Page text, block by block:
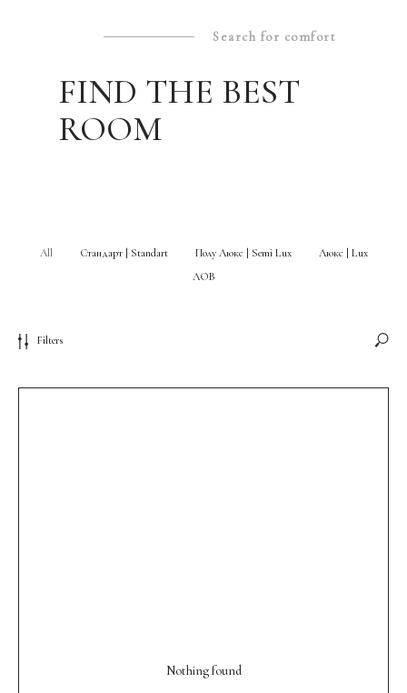
FIND THE BEST
ROOM
Search for comfort
All Стандарт | Standart Полу Люкс | Semi Lux
Люкс | Lux
ЛОВ
Filters
Nothing found